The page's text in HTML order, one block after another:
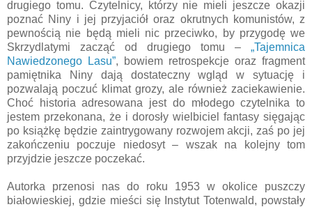
drugiego tomu. Czytelnicy, którzy nie mieli jeszcze okazji
poznać Niny i jej przyjaciół oraz okrutnych komunistów, z
pewnością nie będą mieli nic przeciwko, by przygodę we
Skrzydlatymi zacząć od drugiego tomu – „Tajemnica
Nawiedzonego Lasu”, bowiem retrospekcje oraz fragment
pamiętnika Niny dają dostateczny wgląd w sytuację i
pozwalają poczuć klimat grozy, ale również zaciekawienie.
Choć historia adresowana jest do młodego czytelnika to
jestem przekonana, że i dorosły wielbiciel fantasy sięgając
po książkę będzie zaintrygowany rozwojem akcji, zaś po jej
zakończeniu poczuje niedosyt – wszak na kolejny tom
przyjdzie jeszcze poczekać.
Autorka przenosi nas do roku 1953 w okolice puszczy
białowieskiej, gdzie mieści się Instytut Totenwald, powstały